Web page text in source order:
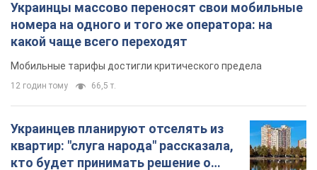
квартир: "слуга народа" рассказала,
кто будет принимать решение о
сносе домов
Зачем жилища украинцев хотят сносить
9.08.2026 23:18 59,8 т.
Украинцы массово покупают
дорогие новые авто: сколько стоит
самая популярная модель
Какие марки авто предпочитают приобретать